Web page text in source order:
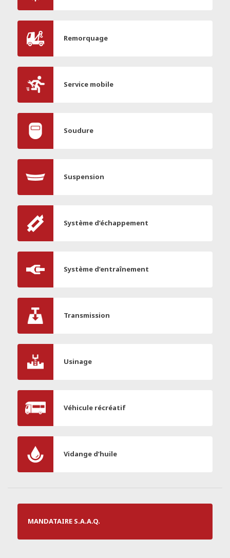
Remorquage
Service mobile
Soudure
Suspension
Système d’échappement
Système d’entraînement
Transmission
Usinage
Véhicule récréatif
Vidange d’huile
MANDATAIRE S.A.A.Q.